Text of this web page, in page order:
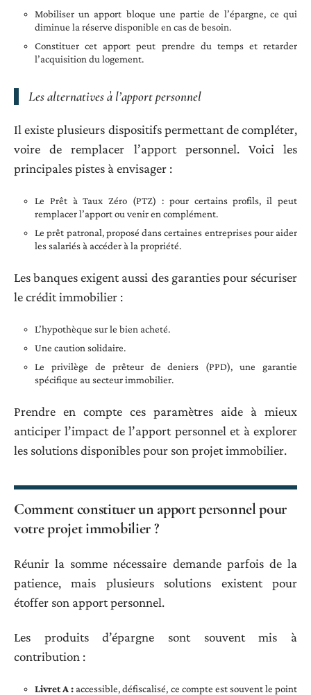
Mobiliser un apport bloque une partie de l’épargne, ce qui
diminue la réserve disponible en cas de besoin.
Constituer cet apport peut prendre du temps et retarder
l’acquisition du logement.
Les alternatives à l’apport personnel
Il existe plusieurs dispositifs permettant de compléter,
voire de remplacer l’apport personnel. Voici les
principales pistes à envisager :
Le Prêt à Taux Zéro (PTZ) : pour certains profils, il peut
remplacer l’apport ou venir en complément.
Le prêt patronal, proposé dans certaines entreprises pour aider
les salariés à accéder à la propriété.
Les banques exigent aussi des garanties pour sécuriser
le crédit immobilier :
L’hypothèque sur le bien acheté.
Une caution solidaire.
Le privilège de prêteur de deniers (PPD), une garantie
spécifique au secteur immobilier.
Prendre en compte ces paramètres aide à mieux
anticiper l’impact de l’apport personnel et à explorer
les solutions disponibles pour son projet immobilier.
Comment constituer un apport personnel pour
votre projet immobilier ?
Réunir la somme nécessaire demande parfois de la
patience, mais plusieurs solutions existent pour
étoffer son apport personnel.
Les produits d’épargne sont souvent mis à
contribution :
Livret A : accessible, défiscalisé, ce compte est souvent le point